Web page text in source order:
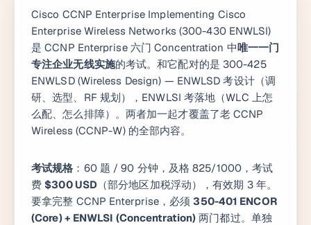
Cisco CCNP Enterprise Implementing Cisco
Enterprise Wireless Networks (300-430 ENWLSI)
是 CCNP Enterprise 六门 Concentration 中唯一一门
专注企业无线实施的考试。和它配对的是 300-425
ENWLSD (Wireless Design) — ENWLSD 考设计（调
研、选型、RF 规划），ENWLSI 考落地（WLC 上怎
么配、怎么排障）。两者加一起才覆盖了老 CCNP
Wireless (CCNP-W) 的全部内容。
考试规格 ：60 题 / 90 分钟，及格 825/1000，考试
费 $300 USD （部分地区加税浮动），有效期 3 年。
要拿完整 CCNP Enterprise，必须350-401 ENCOR
(Core) + ENWLSI (Concentration) 两门都过。单独